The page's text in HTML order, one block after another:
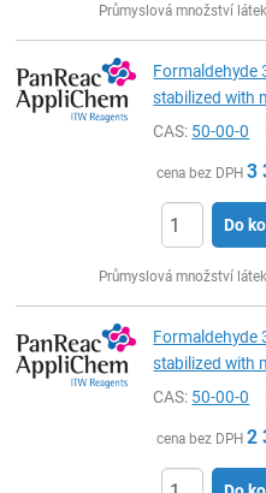
Průmyslová množství
Formaldehyde
stabilized with
CAS: 50-00-0
cena bez DPH 3
Do
Průmyslová množství
Formaldehyde
stabilized with
CAS: 50-00-0
cena bez DPH 2